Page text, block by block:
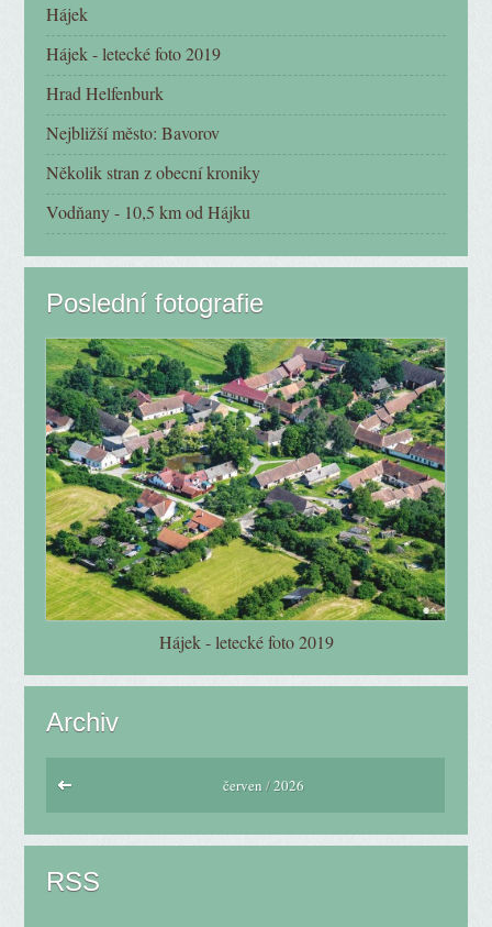
Hájek
Hájek - letecké foto 2019
Hrad Helfenburk
Nejbližší město: Bavorov
Několik stran z obecní kroniky
Vodňany - 10,5 km od Hájku
Poslední fotografie
Hájek - letecké foto 2019
Archiv
červen /2026
RSS